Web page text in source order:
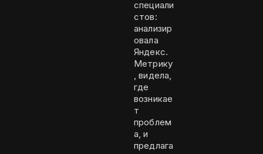
специали
стов:
анализир
овала
Яндекс.
Метрику
, видела,
где
возникае
т
проблем
а, и
предлага